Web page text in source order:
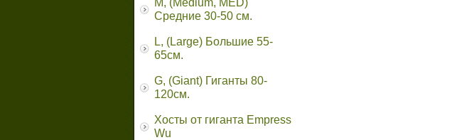
M, (Medium, MED)
Средние 30-50 см.
L, (Large) Большие 55-
65cм.
G, (Giant) Гиганты 80-
120см.
Хосты от гиганта Empress
Wu